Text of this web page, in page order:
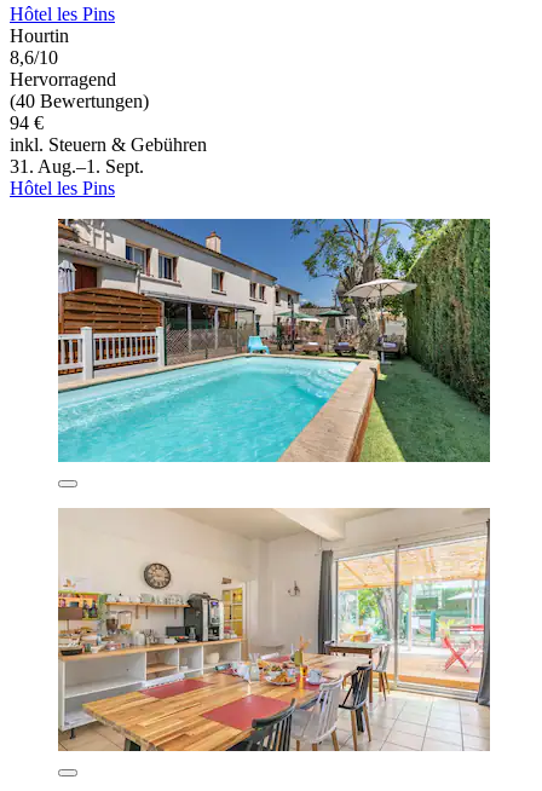
Hôtel les Pins
Hourtin
8,6/10
Hervorragend
(40 Bewertungen)
94 €
inkl. Steuern & Gebühren
31. Aug.–1. Sept.
Hôtel les Pins